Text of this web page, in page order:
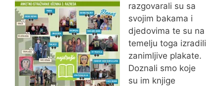
razgovarali su sa
svojim bakama i
djedovima te su na
temelju toga izradili
zanimljive plakate.
Doznali smo koje
su im knjige